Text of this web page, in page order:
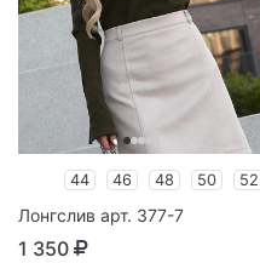
44 46 48 50 52
Лонгслив арт. 377-7
1 350